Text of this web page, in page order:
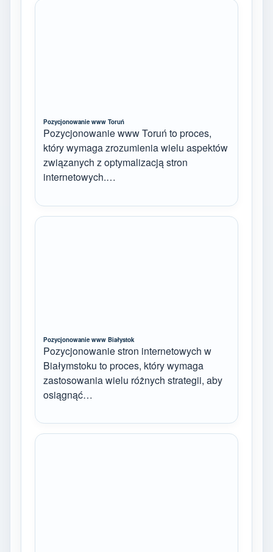
Pozycjonowanie www Toruń
Pozycjonowanie www Toruń to proces,
który wymaga zrozumienia wielu aspektów
związanych z optymalizacją stron
internetowych.…
Pozycjonowanie www Białystok
Pozycjonowanie stron internetowych w
Białymstoku to proces, który wymaga
zastosowania wielu różnych strategii, aby
osiągnąć…